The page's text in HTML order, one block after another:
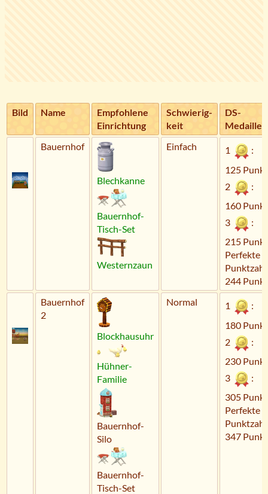
Bild Name
Empfohlene
Einrichtung
Schwierig­
keit
DS-
Medaillen
Bauernhof
Blechkanne
Bauernhof-
Tisch-Set
Westernzaun
Einfach 1
:
125
2
:
160
3
:
215
Perfekte
244
Bauernhof
2
Blockhausuhr
Hühner-
Familie
Bauernhof-
Silo
Bauernhof-
Tisch-Set
Normal 1
:
180
2
:
230
3
:
305
Perfekte
347